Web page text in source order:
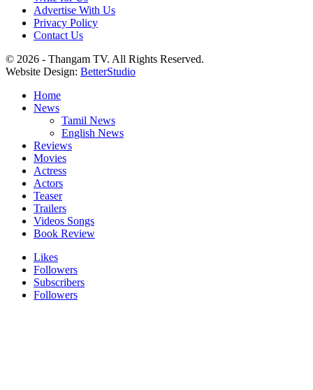
Advertise With Us
Privacy Policy
Contact Us
© 2026 - Thangam TV. All Rights Reserved.
Website Design: BetterStudio
Home
News
Tamil News
English News
Reviews
Movies
Actress
Actors
Teaser
Trailers
Videos Songs
Book Review
Likes
Followers
Subscribers
Followers